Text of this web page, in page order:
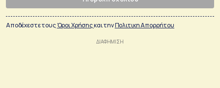
Αποδέχεστε τουςΌροι Χρήσηςκαι τηνΠολιτικη Απορρήτου